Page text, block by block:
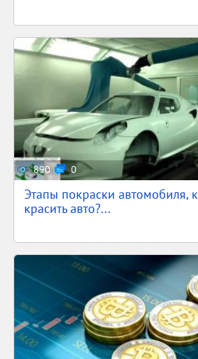
890 0
Этапы покраски автомобиля,
красить авто?...